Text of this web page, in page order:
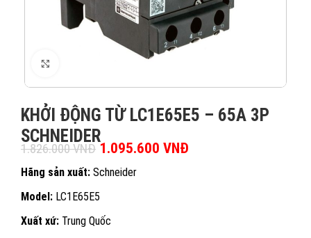
KHỞI ĐỘNG TỪ LC1E65E5 – 65A 3P
SCHNEIDER
1.826.000VNĐ Giá gốc là: 1.826.000 VNĐ.
1.095.600 VNĐ
Hãng sản xuất: Schneider
Model: LC1E65E5
Xuất xứ: Trung Quốc